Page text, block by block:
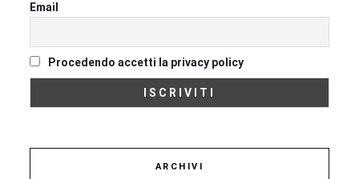
Email
Procedendo accetti la privacy policy
ARCHIVI